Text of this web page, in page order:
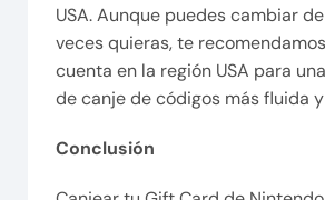
USA. Aunque puedes cambiar
veces quieras, te
cuenta en la región USA para
de canje de códigos más fluida
Conclusión